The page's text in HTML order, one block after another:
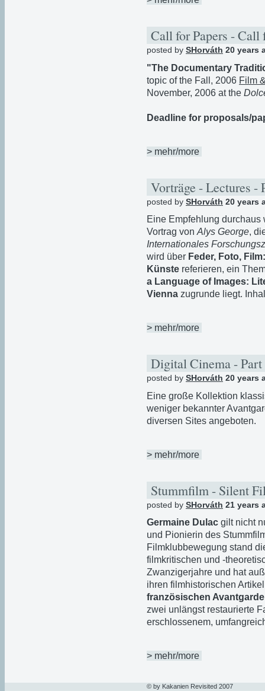
Call for Papers -
posted by SHorváth 20 years
"The Documentary
topic of the Fall, 2006 Film
November, 2006 at the
Deadline for proposals/
> mehr/more
Vorträge - Lectures -
posted by SHorváth 20 years
Eine Empfehlung durchaus
Vortrag von Alys George,
Internationales
wird über Feder, Foto,
Künste referieren, ein
a Language of Images:
Vienna zugrunde liegt.
> mehr/more
Digital Cinema -
posted by SHorváth 20 years
Eine große Kollektion
weniger bekannter
diversen Sites angeboten.
> mehr/more
Stummfilm - Silent
posted by SHorváth 21 years
Germaine Dulac gilt nicht
und Pionierin des
Filmklubbewegung stand
filmkritischen und -
Zwanzigerjahre und hat
ihren filmhistorischen
französischen Avantgarde
zwei unlängst restaurierte
erschlossenem,
> mehr/more
© by Kakanien Revisited 2007